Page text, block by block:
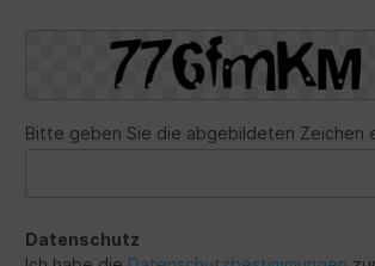
Bitte geben Sie die abgebildeten Zeichen
Datenschutz